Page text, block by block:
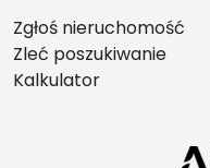
Zgłoś nieruchomość
Zleć poszukiwanie
Kalkulator